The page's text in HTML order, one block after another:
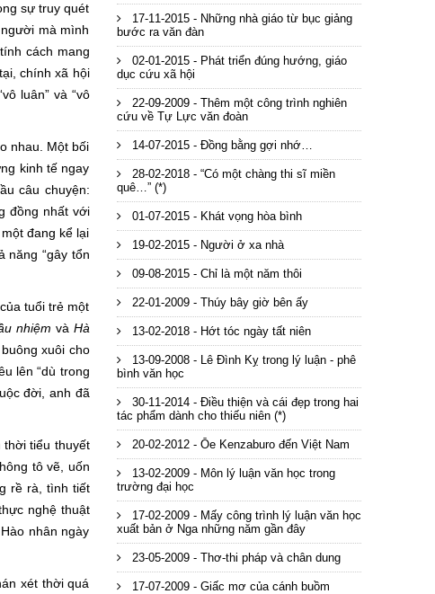
sự truy quét
mà mình
cách mang
chính xã hội
luân” và “vô
nhau. Một bối
kinh tế ngay
câu chuyện:
đồng nhất với
đang kể lại
năng “gây tổn
tuổi trẻ một
nhiệm và Hà
xuôi cho
lên “dù trong
đời, anh đã
tiểu thuyết
tô vẽ, uốn
rề rà, tình tiết
nghệ thuật
nhân ngày
xét thời quá
17-11-2015 - Những nhà giáo từ bục giảng
bước ra văn đàn
02-01-2015 - Phát triển đúng hướng, giáo
dục cứu xã hội
22-09-2009 - Thêm một công trình nghiên
cứu về Tự Lực văn đoàn
14-07-2015 - Đồng bằng gợi nhớ…
28-02-2018 - “Có một chàng thi sĩ miền
quê…” (*)
01-07-2015 - Khát vọng hòa bình
19-02-2015 - Người ở xa nhà
09-08-2015 - Chỉ là một năm thôi
22-01-2009 - Thúy bây giờ bên ấy
13-02-2018 - Hớt tóc ngày tất niên
13-09-2008 - Lê Đình Kỵ trong lý luận - phê
bình văn học
30-11-2014 - Điều thiện và cái đẹp trong hai
tác phẩm dành cho thiếu niên (*)
20-02-2012 - Ōe Kenzaburo đến Việt Nam
13-02-2009 - Môn lý luận văn học trong
trường đại học
17-02-2009 - Mấy công trình lý luận văn học
xuất bản ở Nga những năm gần đây
23-05-2009 - Thơ-thi pháp và chân dung
17-07-2009 - Giấc mơ của cánh buồm